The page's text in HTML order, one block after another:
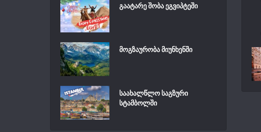
გაატარე შობა ეგვიპტეში
მოგზაურობა მიუნხენში
საახალწლო საგზური
სტამბოლში